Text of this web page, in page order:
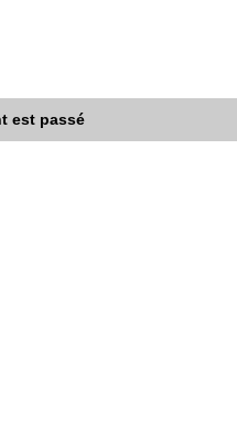
est passé